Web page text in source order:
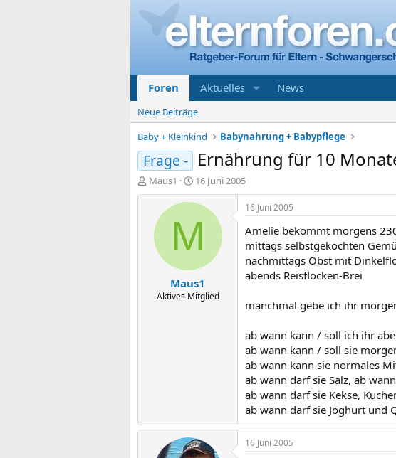
Foren Aktuelles News
Neue Beiträge
Baby + Kleinkind
Babynahrung + Babypflege
Frage - Ernährung für 10
E
r
Maus1
E
r
s
e
t
a
m
16 Juni 2005
M
Maus1
Aktives Mitglied
16 Juni 2005
Amelie bekommt morgens
mittags selbstgekochten
nachmittags Obst mit
abends Reisflocken-Brei
manchmal gebe ich ihr
ab wann kann / soll ich ihr
ab wann kann / soll sie
ab wann kann sie normales
ab wann darf sie Salz, ab
ab wann darf sie Kekse,
ab wann darf sie Joghurt und
16 Juni 2005